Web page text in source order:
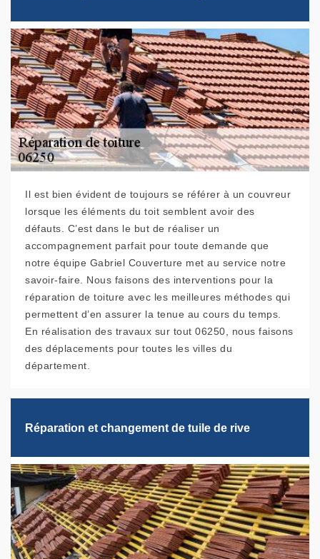
Il est bien évident de toujours se référer à un couvreur
lorsque les éléments du toit semblent avoir des
défauts. C’est dans le but de réaliser un
accompagnement parfait pour toute demande que
notre équipe Gabriel Couverture met au service notre
savoir-faire. Nous faisons des interventions pour la
réparation de toiture avec les meilleures méthodes qui
permettent d’en assurer la tenue au cours du temps.
En réalisation des travaux sur tout 06250, nous faisons
des déplacements pour toutes les villes du
département.
Réparation et changement de tuile de rive